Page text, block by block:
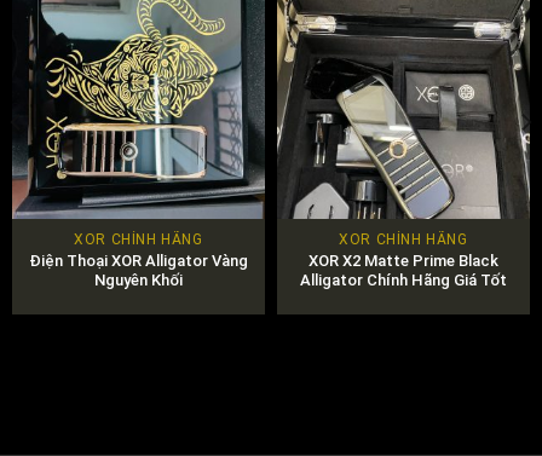
XOR CHÍNH HÃNG
Điện Thoại XOR Alligator Vàng
Nguyên Khối
XOR CHÍNH HÃNG
XOR X2 Matte Prime Black
Alligator Chính Hãng Giá Tốt